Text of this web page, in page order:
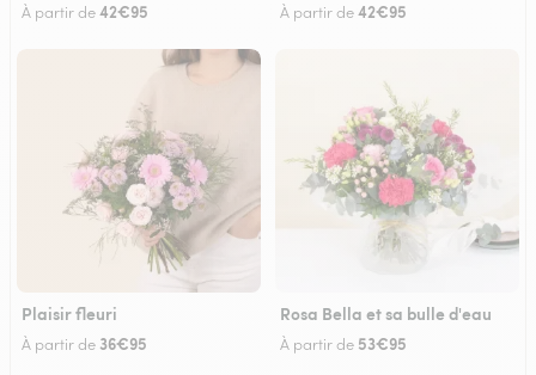
À partir de42€95 À partir de42€95
Plaisir fleuri
À partir de 36€95
Rosa Bella et sa bulle d'eau
À partir de 53€95